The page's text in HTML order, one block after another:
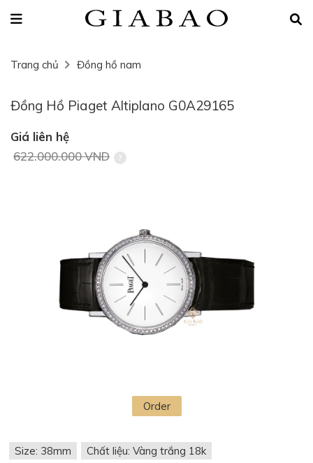
Trang chủ Đồng hồ nam
Đồng Hồ Piaget Altiplano G0A29165
Giá liên hệ
622.000.000 VND
Order
Size: 38mm Chất liệu: Vàng trắng 18k